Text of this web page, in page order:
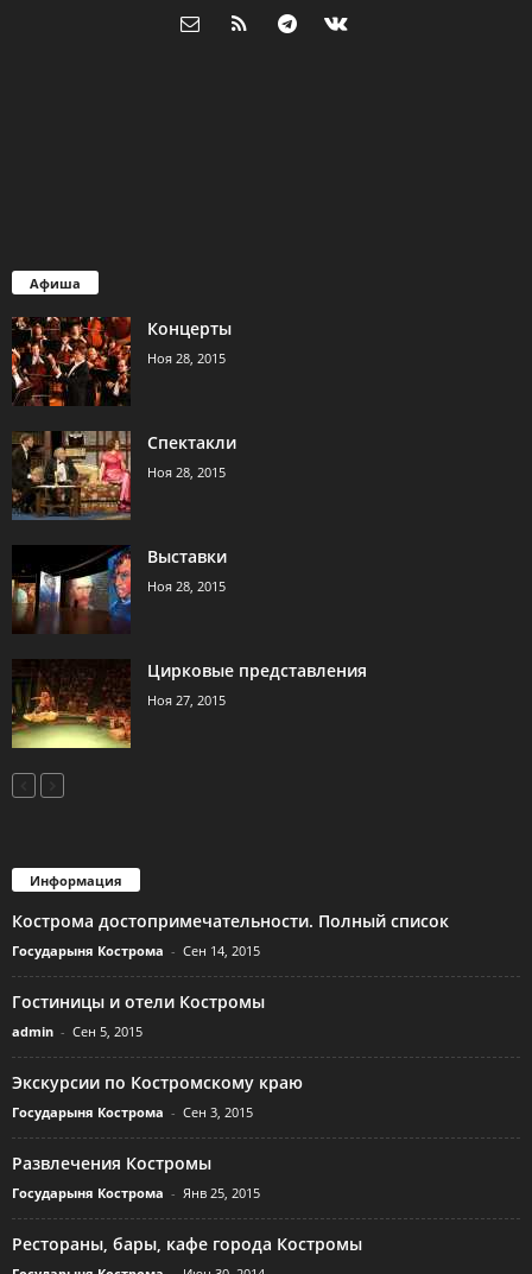
Афиша
Концерты
Ноя 28, 2015
Спектакли
Ноя 28, 2015
Выставки
Ноя 28, 2015
Цирковые представления
Ноя 27, 2015
Информация
Кострома достопримечательности. Полный список
Государыня Кострома - Сен 14, 2015
Гостиницы и отели Костромы
admin - Сен 5, 2015
Экскурсии по Костромскому краю
Государыня Кострома - Сен 3, 2015
Развлечения Костромы
Государыня Кострома - Янв 25, 2015
Рестораны, бары, кафе города Костромы